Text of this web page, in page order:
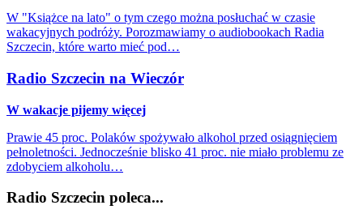
W "Książce na lato" o tym czego można posłuchać w czasie
wakacyjnych podróży. Porozmawiamy o audiobookach Radia
Szczecin, które warto mieć pod…
Radio Szczecin na Wieczór
W wakacje pijemy więcej
Prawie 45 proc. Polaków spożywało alkohol przed osiągnięciem
pełnoletności. Jednocześnie blisko 41 proc. nie miało problemu ze
zdobyciem alkoholu…
Radio Szczecin poleca...